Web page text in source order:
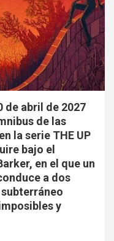
de abril de 2027
de las
la serie THE UP
bajo el
en el que un
a dos
y